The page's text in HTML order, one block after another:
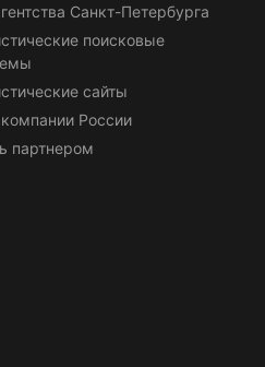
Санкт-Петербурга
поисковые
сайты
России
партнером